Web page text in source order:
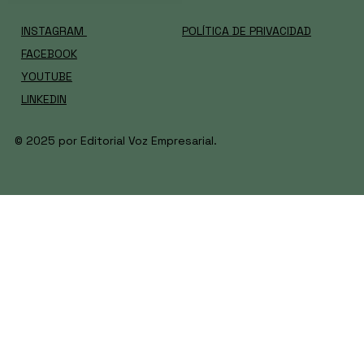
© 2025 por Editorial Voz Empresarial.
INSTAGRAM
FACEBOOK
YOUTUBE
LINKEDIN
POLÍTICA DE PRIVACIDAD